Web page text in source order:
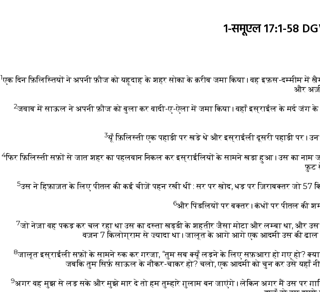
१-समूएल 17:1-58
1एक दिन फ़िलिस्तियों ने अपनी फ़ौज को यहूदाह के शहर सोका के क़रीब जमा किया। वह इफ़स-दम्मीम में
और
2जवाब में साऊल ने अपनी फ़ौज को बुला कर वादी-ए-ऐला में जमा किया। वहाँ इस्राईल के मर्द जंग
3यूँ फ़िलिस्ती एक पहाड़ी पर खड़े थे और इस्राईली दूसरी पहाड़ी पर। उन
4फिर फ़िलिस्ती सफ़ों से जात शहर का पहलवान निकल कर इस्राईलियों के सामने खड़ा हुआ। उस का
फ़ुट
5उस ने हिफ़ाज़त के लिए पीतल की कई चीज़ें पहन रखी थीं : सर पर ख़ोद, धड़ पर ज़िराबक्तर जो 57
6और पिंडलियों पर बक्तर। कंधों पर पीतल की
7जो नेज़ा वह पकड़ कर चल रहा था उस का दस्ता खड्डी के शहतीर जैसा मोटा और लम्बा था, और
वज़न 7 किलोग्राम से ज़्यादा था। जालूत के आगे आगे एक आदमी उस की ढाल
8जालूत इस्राईली सफ़ों के सामने रुक कर गरजा, “तुम सब क्यूँ लड़ने के लिए सफ़आरा हो गए हो? क्या
जबकि तुम सिर्फ़ साऊल के नौकर-चाकर हो? चलो, एक आदमी को चुन कर उसे यहाँ
9अगर वह मुझ से लड़ सके और मुझे मार दे तो हम तुम्हारे ग़ुलाम बन जाएंगे। लेकिन अगर मैं उस पर